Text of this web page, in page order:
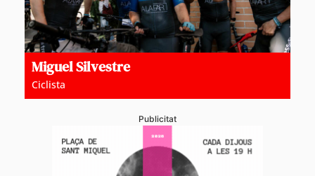
Miguel Silvestre
Ciclista
Publicitat